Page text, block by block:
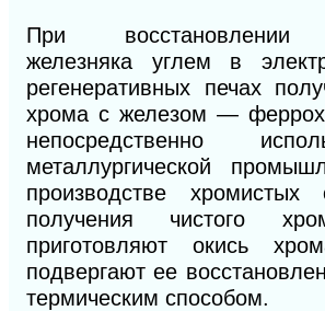
При восстановлении
железняка углем в
регенеративных печах
хрома с железом —
непосредственно
металлургической
производстве
получения чистого
приготовляют окись
подвергают ее
термическим способом.